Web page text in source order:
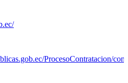
ProcesoContratacion/